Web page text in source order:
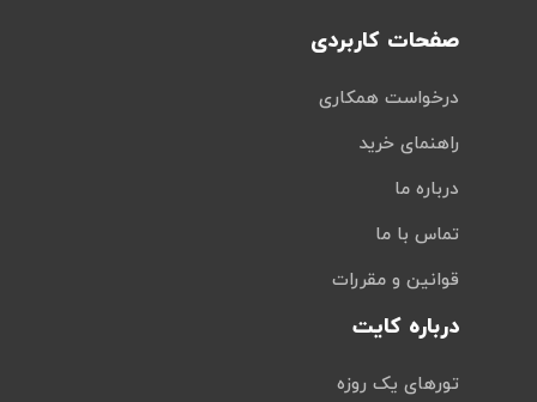
صفحات کاربردی
درخواست همکاری
راهنمای خرید
درباره ما
تماس با ما
قوانین و مقررات
درباره کایت
تورهای یک روزه